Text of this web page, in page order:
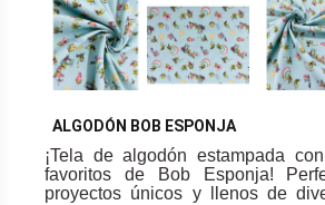
ALGODÓN BOB ESPONJA
¡Tela de algodón estampada
favoritos de Bob Esponja!
proyectos únicos y llenos de